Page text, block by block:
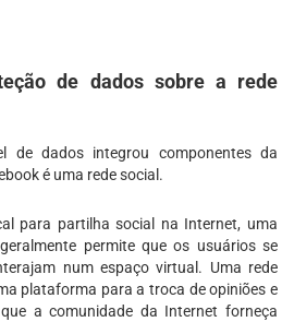
de dados sobre a rede
de dados integrou componentes da
é uma rede social.
para partilha social na Internet, uma
permite que os usuários se
num espaço virtual. Uma rede
plataforma para a troca de opiniões e
a comunidade da Internet forneça